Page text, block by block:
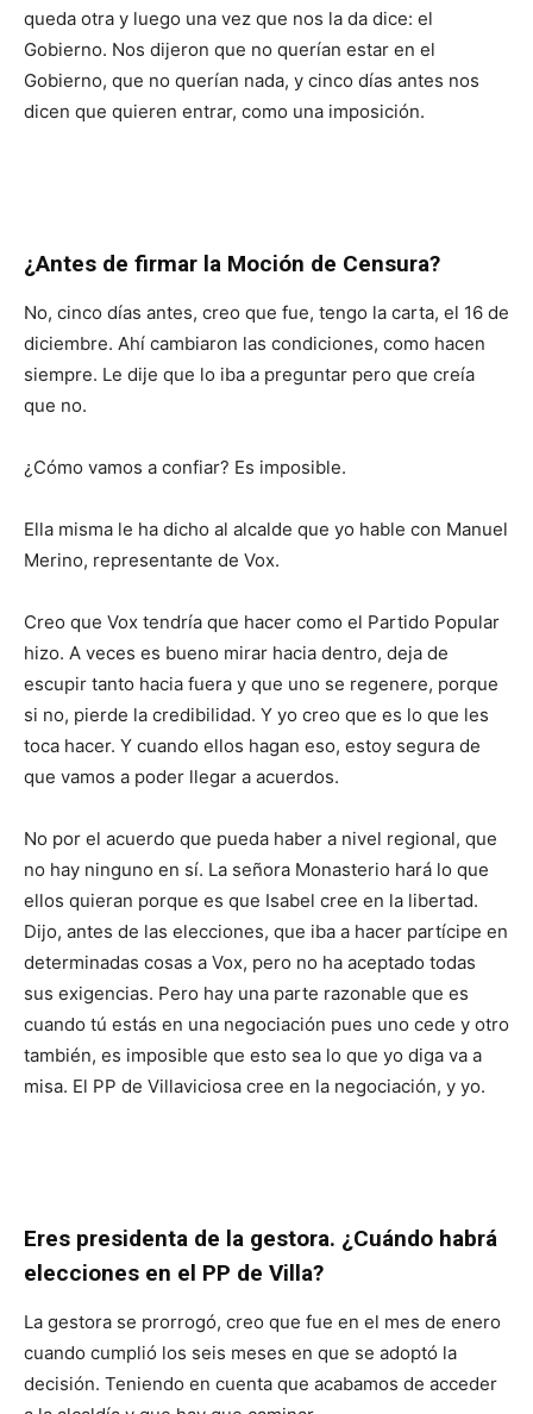
queda otra y luego una vez que nos la da dice: el
Gobierno. Nos dijeron que no querían estar en el
Gobierno, que no querían nada, y cinco días antes nos
dicen que quieren entrar, como una imposición.
¿Antes de firmar la Moción de Censura?
No, cinco días antes, creo que fue, tengo la carta, el 16 de
diciembre. Ahí cambiaron las condiciones, como hacen
siempre. Le dije que lo iba a preguntar pero que creía
que no.
¿Cómo vamos a confiar? Es imposible.
Ella misma le ha dicho al alcalde que yo hable con Manuel
Merino, representante de Vox.
Creo que Vox tendría que hacer como el Partido Popular
hizo. A veces es bueno mirar hacia dentro, deja de
escupir tanto hacia fuera y que uno se regenere, porque
si no, pierde la credibilidad. Y yo creo que es lo que les
toca hacer. Y cuando ellos hagan eso, estoy segura de
que vamos a poder llegar a acuerdos.
No por el acuerdo que pueda haber a nivel regional, que
no hay ninguno en sí. La señora Monasterio hará lo que
ellos quieran porque es que Isabel cree en la libertad.
Dijo, antes de las elecciones, que iba a hacer partícipe en
determinadas cosas a Vox, pero no ha aceptado todas
sus exigencias. Pero hay una parte razonable que es
cuando tú estás en una negociación pues uno cede y otro
también, es imposible que esto sea lo que yo diga va a
misa. El PP de Villaviciosa cree en la negociación, y yo.
Eres presidenta de la gestora. ¿Cuándo habrá
elecciones en el PP de Villa?
La gestora se prorrogó, creo que fue en el mes de enero
cuando cumplió los seis meses en que se adoptó la
decisión. Teniendo en cuenta que acabamos de acceder